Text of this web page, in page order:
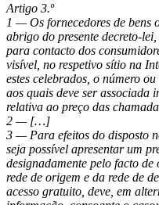
Artigo 3.º
1 — Os fornecedores de bens
abrigo do presente decreto-lei,
para contacto dos
visível, no respetivo sítio na
estes celebrados, o número ou
aos quais deve ser associada
relativa ao preço das
2 — […]
3 — Para efeitos do disposto
seja possível apresentarum
designadamente pelo facto
rede de origem e da rede de
acesso gratuito, deve, em